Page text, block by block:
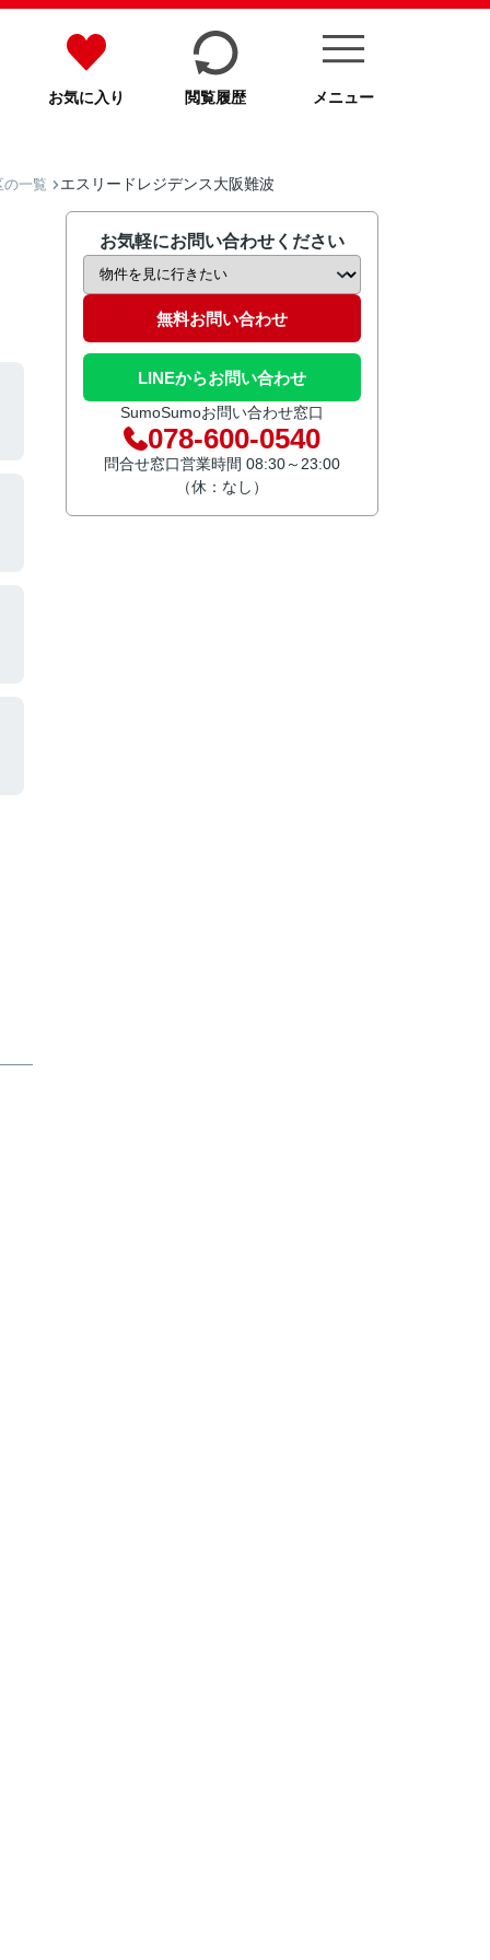
お気に入り 閲覧履歴 メニュー
の一覧 エスリードレジデンス大阪難波
お気軽にお問い合わせください
無料お問い合わせ
LINEからお問い合わせ
SumoSumoお問い合わせ窓口
078-600-0540
問合せ窓口営業時間 08:30～23:00
（休：なし）